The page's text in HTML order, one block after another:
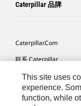
Caterpillar 品牌
Caterpillar.com
联系 Caterpillar
我的营销首选项
站点地图
This site uses
experience.
function, while